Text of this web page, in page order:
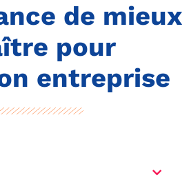
de mieux
pour
entreprise